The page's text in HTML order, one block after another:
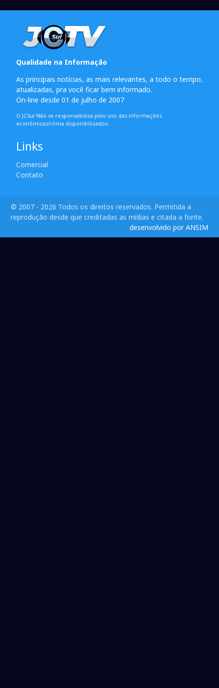
Qualidade na Informação
As principais notícias, as mais relevantes, a todo o tempo,
atualizadas, pra você ficar bem informado.
On-line desde 01 de julho de 2007
O JCSul Não se responsabiliza pelo uso das informações
econômicas/clima disponibilizados.
Links
Comercial
Contato
© 2007 - 2026 Todos os direitos reservados. Permitida a
reprodução desde que creditadas as mídias e citada a fonte.
desenvolvido por ANSIM